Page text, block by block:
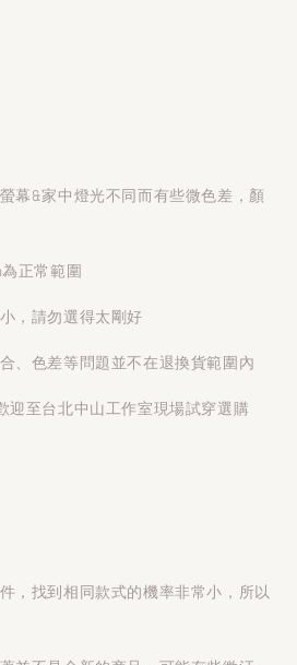
幕&家中燈光不同而有些微色差，顏
正常範圍
，請勿選得太剛好
、色差等問題並不在退換貨範圍內
迎至台北中山工作室現場試穿選購
，找到相同款式的機率非常小，所以